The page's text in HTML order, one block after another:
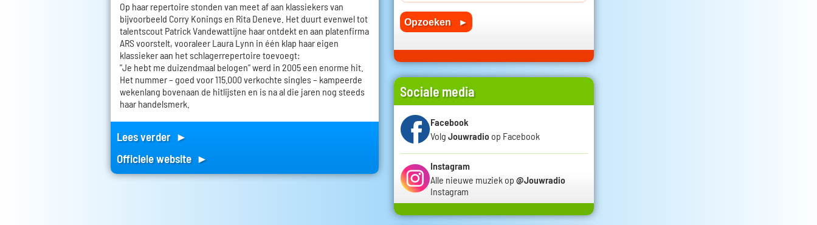
Op haar repertoire stonden van meet af aan klassiekers van
bijvoorbeeld Corry Konings en Rita Deneve. Het duurt evenwel tot
talentscout Patrick Vandewattijne haar ontdekt en aan platenfirma
ARS voorstelt, vooraleer Laura Lynn in één klap haar eigen
klassieker aan het schlagerrepertoire toevoegt:
"Je hebt me duizendmaal belogen" werd in 2005 een enorme hit.
Het nummer – goed voor 115.000 verkochte singles – kampeerde
wekenlang bovenaan de hitlijsten en is na al die jaren nog steeds
haar handelsmerk.
Lees verder ►
Officiele website ►
Sociale media
Facebook
Volg Jouwradio op Facebook
Instagram
Alle nieuwe muziek op @Jouwradio
Instagram